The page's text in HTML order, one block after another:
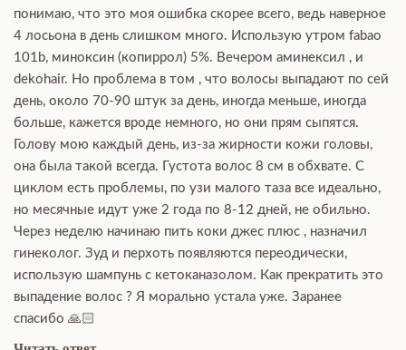
понимаю, что это моя ошибка скорее всего, ведь наверное
4 лосьона в день слишком много. Использую утром fabao
101b, миноксин (копиррол) 5%. Вечером аминексил , и
dekohair. Но проблема в том , что волосы выпадают по сей
день, около 70-90 штук за день, иногда меньше, иногда
больше, кажется вроде немного, но они прям сыпятся.
Голову мою каждый день, из-за жирности кожи головы,
она была такой всегда. Густота волос 8 см в обхвате. С
циклом есть проблемы, по узи малого таза все идеально,
но месячные идут уже 2 года по 8-12 дней, не обильно.
Через неделю начинаю пить коки джес плюс , назначил
гинеколог. Зуд и перхоть появляются переодически,
использую шампунь с кетоканазолом. Как прекратить это
выпадение волос ? Я морально устала уже. Заранее
спасибо 🙏🏻